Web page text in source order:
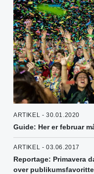
ARTIKEL - 30.01.2020
Guide: Her er februar
ARTIKEL - 03.06.2017
Reportage: Primavera
over